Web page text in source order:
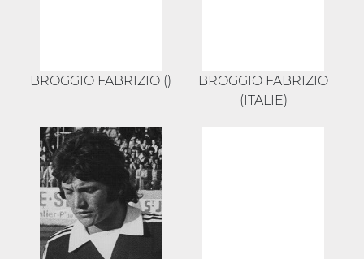
BROGGIO FABRIZIO ()
BROGGIO FABRIZIO
(ITALIE)